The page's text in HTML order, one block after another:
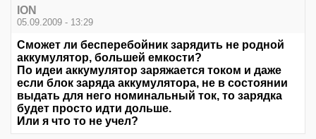
ION
05.09.2009 - 13:29
Сможет ли бесперебойник зарядить не родной
аккумулятор, большей емкости?
По идеи аккумулятор заряжается током и даже
если блок заряда аккумулятора, не в состоянии
выдать для него номинальный ток, то зарядка
будет просто идти дольше.
Или я что то не учел?